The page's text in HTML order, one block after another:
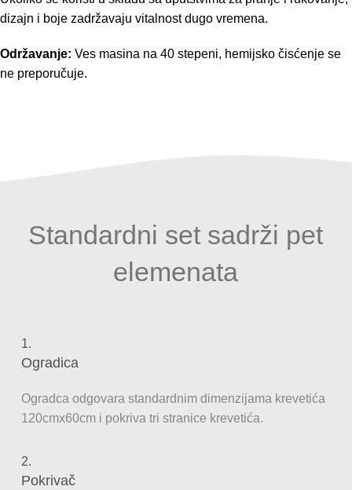
dizajn i boje zadržavaju vitalnost dugo vremena.
Održavanje: Ves masina na 40 stepeni, hemijsko čisćenje se
ne preporučuje.
Standardni set sadrži pet
elemenata
1.
Ogradica
Ogradca odgovara standardnim dimenzijama krevetića
120cmx60cm i pokriva tri stranice krevetića.
2.
Pokrivač